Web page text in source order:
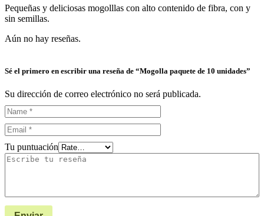
Pequeñas y deliciosas mogolllas con alto contenido de fibra, con y
sin semillas.
Aún no hay reseñas.
Sé el primero en escribir una reseña de “Mogolla paquete de 10 unidades”
Su dirección de correo electrónico no será publicada.
Tu puntuación